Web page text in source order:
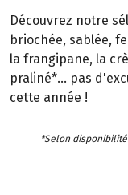
Découvrez notre
briochée, sablée,
la frangipane, la
praliné*... pas
cette année !
*Selon